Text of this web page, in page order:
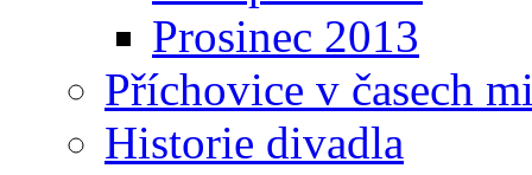
Prosinec 2013
Příchovice v časech
Historie divadla